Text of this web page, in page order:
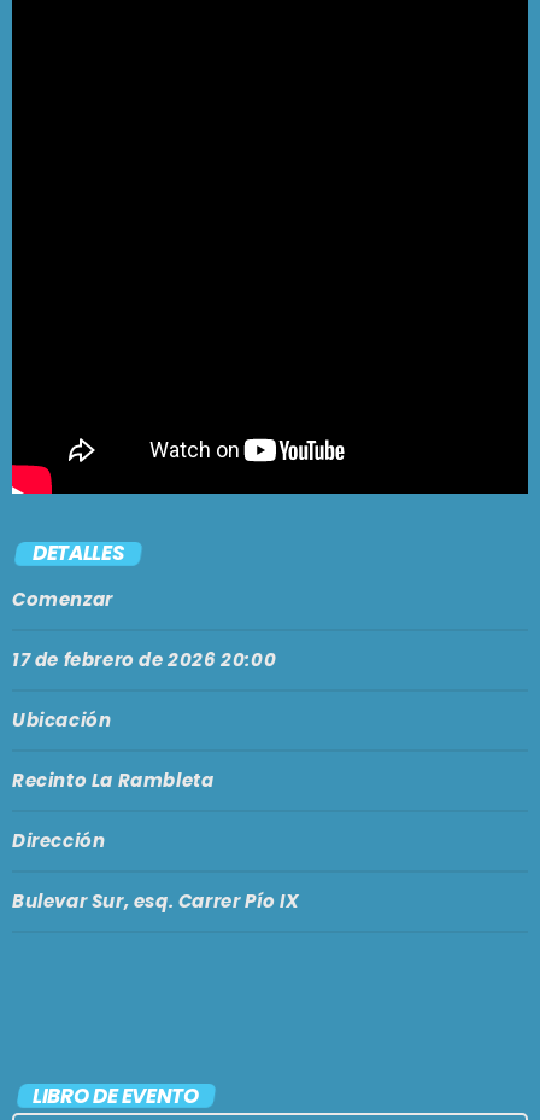
DETALLES
Comenzar
17 de febrero de 2026 20:00
Ubicación
Recinto La Rambleta
Dirección
Bulevar Sur, esq. Carrer Pío IX
LIBRO DE EVENTO